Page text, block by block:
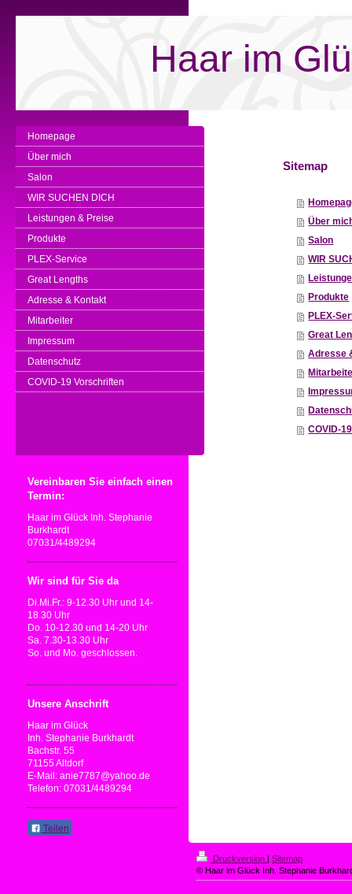
Haar im
Sitemap
Über
Salon
WIR
Produkte
PLEX-
Great
Adresse
COVID-
Homepage
Über mich
Salon
WIR SUCHEN DICH
Leistungen & Preise
Produkte
PLEX-Service
Great Lengths
Adresse & Kontakt
Mitarbeiter
Impressum
Datenschutz
COVID-19 Vorschriften
Vereinbaren Sie einfach einen
Termin:
Haar im Glück Inh. Stephanie
Burkhardt
07031/4489294
Wir sind für Sie da
Di.Mi.Fr.: 9-12.30 Uhr und 14-
18.30 Uhr
Do. 10-12.30 und 14-20 Uhr
Sa. 7.30-13.30 Uhr
So. und Mo. geschlossen.
Unsere Anschrift
Haar im Glück
Inh. Stephanie Burkhardt
Bachstr. 55
71155 Altdorf
E-Mail: anie7787@yahoo.de
Telefon: 07031/4489294
Teilen
Druckversion | Sitemap
© Haar im Glück Inh. Stephanie